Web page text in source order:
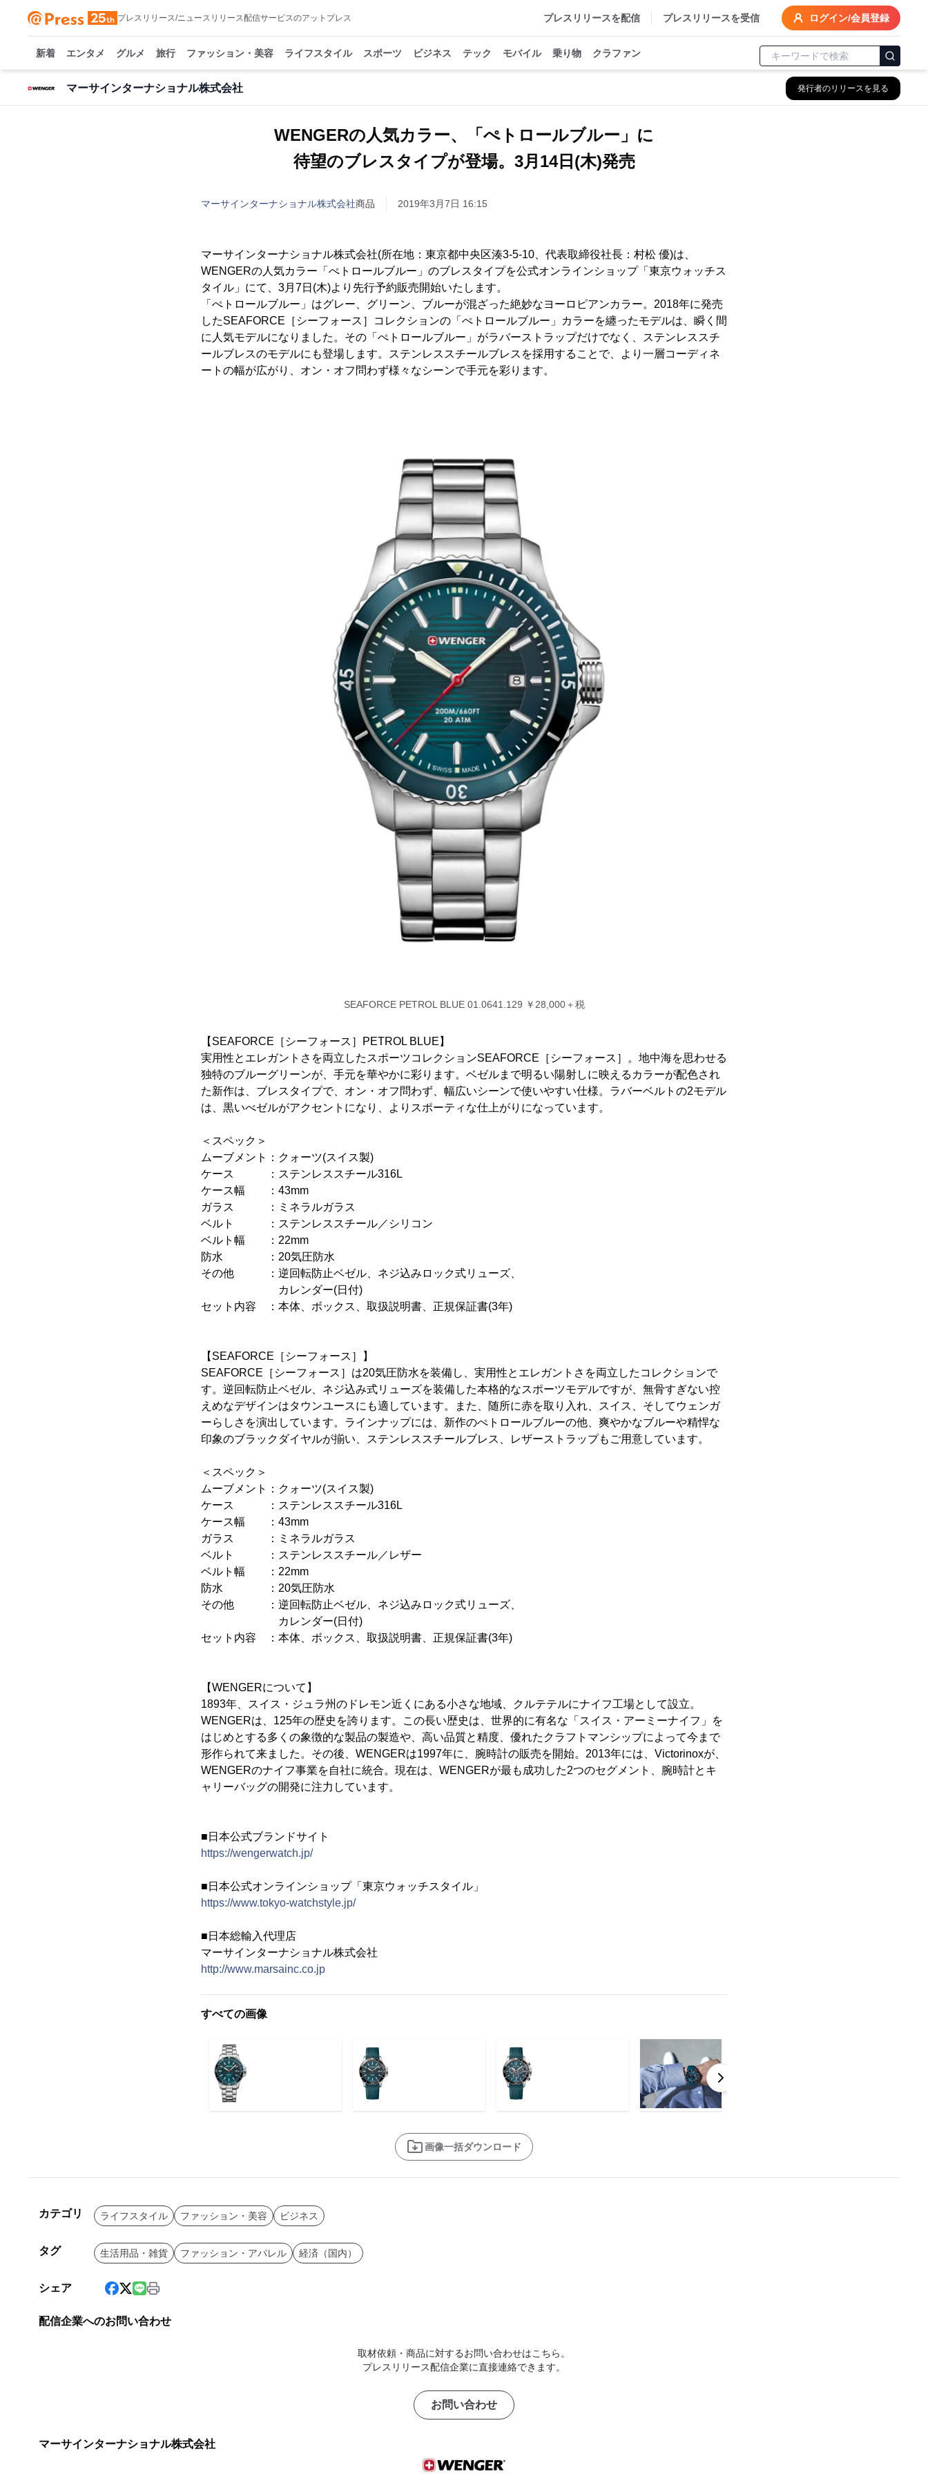
プレスリリース/ニュースリリース配信サービスのアットプレス プレスリリースを配信 プレスリリースを受信 ログイン/会員登録
新着 エンタメ グルメ 旅行 ファッション・美容 ライフスタイル スポーツ ビジネス テック モバイル 乗り物 クラファン
マーサインターナショナル株式会社 発行者のリリースを見る
WENGERの人気カラー、「ぺトロールブルー」に
待望のブレスタイプが登場。3月14日(木)発売
マーサインターナショナル株式会社商品 2019年3月7日 16:15
マーサインターナショナル株式会社(所在地：東京都中央区湊3-5-10、代表取締役社長：村松 優)は、
WENGERの人気カラー「ぺトロールブルー」のブレスタイプを公式オンラインショップ「東京ウォッチス
タイル」にて、3月7日(木)より先行予約販売開始いたします。
「ぺトロールブルー」はグレー、グリーン、ブルーが混ざった絶妙なヨーロピアンカラー。2018年に発売
したSEAFORCE［シーフォース］コレクションの「ぺトロールブルー」カラーを纏ったモデルは、瞬く間
に人気モデルになりました。その「ぺトロールブルー」がラバーストラップだけでなく、ステンレススチ
ールブレスのモデルにも登場します。ステンレススチールブレスを採用することで、より一層コーディネ
ートの幅が広がり、オン・オフ問わず様々なシーンで手元を彩ります。
SEAFORCE PETROL BLUE 01.0641.129 ￥28,000＋税
【SEAFORCE［シーフォース］PETROL BLUE】
実用性とエレガントさを両立したスポーツコレクションSEAFORCE［シーフォース］。地中海を思わせる
独特のブルーグリーンが、手元を華やかに彩ります。ベゼルまで明るい陽射しに映えるカラーが配色され
た新作は、ブレスタイプで、オン・オフ問わず、幅広いシーンで使いやすい仕様。ラバーベルトの2モデル
は、黒いべゼルがアクセントになり、よりスポーティな仕上がりになっています。
＜スペック＞
ムーブメント：クォーツ(スイス製)
ケース ：ステンレススチール316L
ケース幅 ：43mm
ガラス ：ミネラルガラス
ベルト ：ステンレススチール／シリコン
ベルト幅 ：22mm
防水 ：20気圧防水
その他 ：逆回転防止ベゼル、ネジ込みロック式リューズ、
カレンダー(日付)
セット内容 ：本体、ボックス、取扱説明書、正規保証書(3年)
【SEAFORCE［シーフォース］】
SEAFORCE［シーフォース］は20気圧防水を装備し、実用性とエレガントさを両立したコレクションで
す。逆回転防止ベゼル、ネジ込み式リューズを装備した本格的なスポーツモデルですが、無骨すぎない控
えめなデザインはタウンユースにも適しています。また、随所に赤を取り入れ、スイス、そしてウェンガ
ーらしさを演出しています。ラインナップには、新作のぺトロールブルーの他、爽やかなブルーや精悍な
印象のブラックダイヤルが揃い、ステンレススチールブレス、レザーストラップもご用意しています。
＜スペック＞
ムーブメント：クォーツ(スイス製)
ケース ：ステンレススチール316L
ケース幅 ：43mm
ガラス ：ミネラルガラス
ベルト ：ステンレススチール／レザー
ベルト幅 ：22mm
防水 ：20気圧防水
その他 ：逆回転防止ベゼル、ネジ込みロック式リューズ、
カレンダー(日付)
セット内容 ：本体、ボックス、取扱説明書、正規保証書(3年)
【WENGERについて】
1893年、スイス・ジュラ州のドレモン近くにある小さな地域、クルテテルにナイフ工場として設立。
WENGERは、125年の歴史を誇ります。この長い歴史は、世界的に有名な「スイス・アーミーナイフ」を
はじめとする多くの象徴的な製品の製造や、高い品質と精度、優れたクラフトマンシップによって今まで
形作られて来ました。その後、WENGERは1997年に、腕時計の販売を開始。2013年には、Victorinoxが、
WENGERのナイフ事業を自社に統合。現在は、WENGERが最も成功した2つのセグメント、腕時計とキ
ャリーバッグの開発に注力しています。
■日本公式ブランドサイト
https://wengerwatch.jp/
■日本公式オンラインショップ「東京ウォッチスタイル」
https://www.tokyo-watchstyle.jp/
■日本総輸入代理店
マーサインターナショナル株式会社
http://www.marsainc.co.jp
すべての画像
画像一括ダウンロード
カテゴリ ライフスタイル ファッション・美容 ビジネス
タグ 生活用品・雑貨 ファッション・アパレル 経済（国内）
シェア
配信企業へのお問い合わせ
取材依頼・商品に対するお問い合わせはこちら。
プレスリリース配信企業に直接連絡できます。
お問い合わせ
マーサインターナショナル株式会社